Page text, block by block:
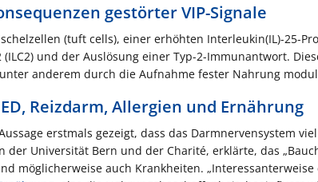
gestörter VIP-Signale
(tuft cells), einer erhöhten Interleukin(IL)-25-
und der Auslösung einer Typ-2-Immunantwort.
anderem durch die Aufnahme fester Nahrung
Reizdarm, Allergien und Ernährung
erstmals gezeigt, dass das Darmnervensystem
Universität Bern und der Charité, erklärte, das
möglicherweise auch Krankheiten. „Interessanterweise